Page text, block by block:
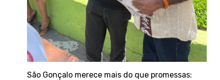
São Gonçalo merece mais do que promessas: